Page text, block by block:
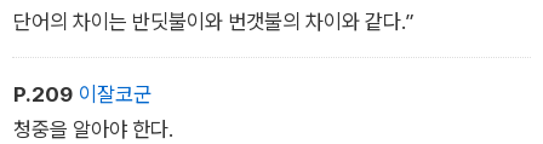
4.도발을 반복하지 말자.
(도발을 사용했을 때의 이야기지만…)
단어의 차이는 반딧불이와 번갯불의 차이와 같다.”
P.209 이잘코군
청중을 알아야 한다.